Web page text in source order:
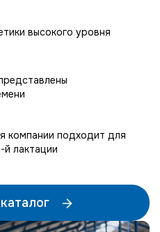
высокого уровня
компании подходит для
й лактации